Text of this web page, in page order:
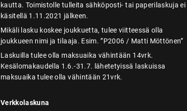
kautta. Toimistolle tulleita sähköposti- tai paperilaskuja ei
käsitellä 1.11.2021 jälkeen.
Mikäli lasku koskee joukkuetta, tulee viitteessä olla
joukkueen nimi ja tilaaja. Esim. ”P2006 / Matti Möttönen”
Laskuilla tulee olla maksuaika vähintään 14vrk.
Kesälomakaudella 1.6.-31.7. lähetetyissä laskuissa
maksuaika tulee olla vähintään 21vrk.
Verkkolaskuna